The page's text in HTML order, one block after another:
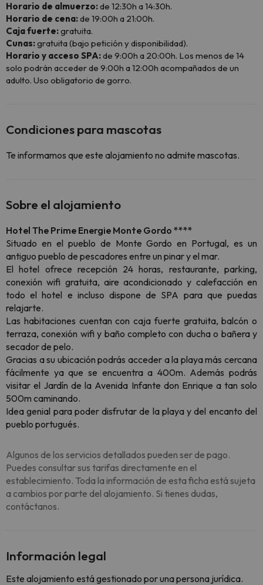
Horario de almuerzo:de 12:30h a 14:30h.
Horario de cena:de 19:00h a 21:00h.
Caja fuerte:gratuita.
Cunas:gratuita (bajo petición y disponibilidad).
Horario y acceso SPA:de 9:00h a 20:00h. Los menos de 14
solo podrán acceder de 9:00h a 12:00h acompañados de un
adulto. Uso obligatorio de gorro.
Condiciones para mascotas
Te informamos que este alojamiento no admite mascotas.
Sobre el alojamiento
Hotel The Prime Energie Monte Gordo ****
Situado en el pueblo de Monte Gordo en Portugal, es un
antiguo pueblo de pescadores entre un pinar y el mar.
El hotel ofrece recepción 24 horas, restaurante, parking,
conexión wifi gratuita, aire acondicionado y calefacción en
todo el hotel e incluso dispone de SPA para que puedas
relajarte.
Las habitaciones cuentan con caja fuerte gratuita, balcón o
terraza, conexión wifi y baño completo con ducha o bañera y
secador de pelo.
Gracias a su ubicación podrás acceder a la playa más cercana
fácilmente ya que se encuentra a 400m. Además podrás
visitar el Jardín de la Avenida Infante don Enrique a tan solo
500m caminando.
Idea genial para poder disfrutar de la playa y del encanto del
pueblo portugués.
Algunos de los servicios detallados pueden ser de pago.
Puedes consultar sus tarifas directamente en el
establecimiento. Toda la información de esta ficha está sujeta
a cambios por parte del alojamiento. Si tienes dudas,
contáctanos.
Información legal
Este alojamiento está gestionado por una persona jurídica.